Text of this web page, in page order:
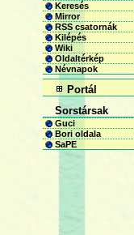
Keresés
Mirror
RSS csatornák
Kilépés
Wiki
Oldaltérkép
Névnapok
Portál
Sorstársak
Guci
Bori oldala
SaPE